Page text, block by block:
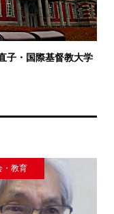
子・国際基督教大学
・教育